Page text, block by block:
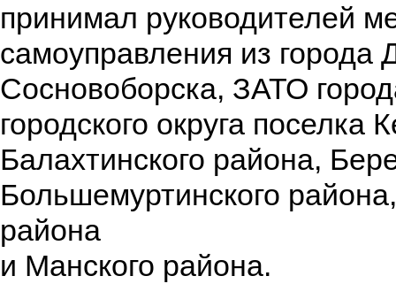
принимал руководителей
самоуправления из города
Сосновоборска, ЗАТО
городского округа поселка
Балахтинского района,
Большемуртинского
района
и Манского района.